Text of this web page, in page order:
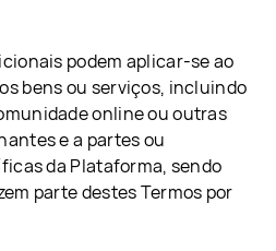
podem aplicar-se ao
bens ou serviços, incluindo
online ou outras
e a partes ou
da Plataforma, sendo
parte destes Termos por